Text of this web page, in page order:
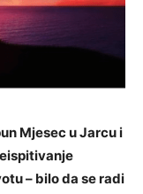
Mjesec u Jarcu i
– bilo da se radi